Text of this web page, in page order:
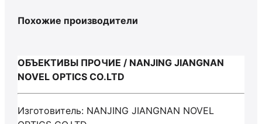
Похожие производители
ОБЪЕКТИВЫ ПРОЧИЕ / NANJING JIANGNAN
NOVEL OPTICS CO.LTD
Изготовитель: NANJING JIANGNAN NOVEL